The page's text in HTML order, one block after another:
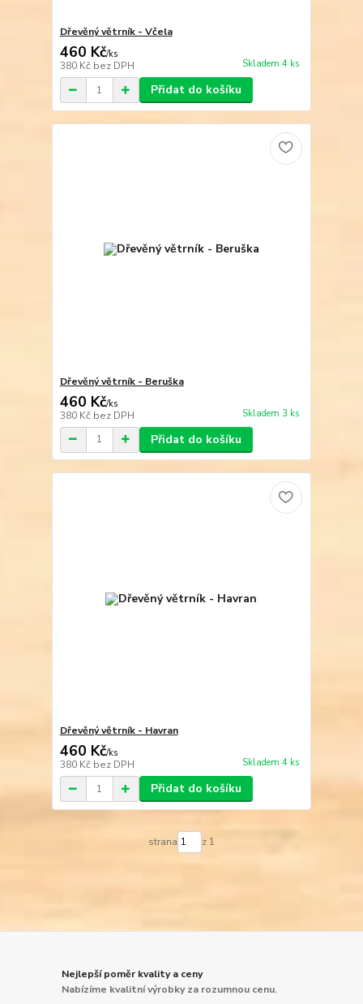
Dřevěný větrník - Včela
460 Kč/ks
380 Kč bez DPH Skladem 4 ks
Přidat do košíku
Dřevěný větrník - Beruška
460 Kč/ks
380 Kč bez DPH Skladem 3 ks
Přidat do košíku
Dřevěný větrník - Havran
460 Kč/ks
380 Kč bez DPH Skladem 4 ks
Přidat do košíku
strana z 1
Nejlepší poměr kvality a ceny
Nabízíme kvalitní výrobky za rozumnou cenu.